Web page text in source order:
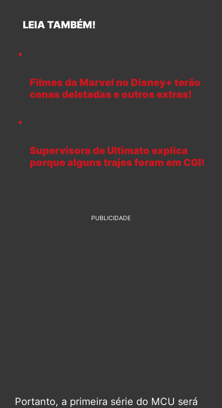
LEIA TAMBÉM!
Filmes da Marvel no Disney+ terão
cenas deletadas e outros extras!
Supervisora de Ultimato explica
porque alguns trajes foram em CGI!
PUBLICIDADE
Portanto, a primeira série do MCU será